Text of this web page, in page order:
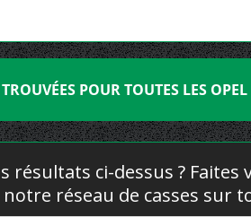
POUR TOUTES LES OPEL
ci-dessus ? Faites
réseau de casses sur